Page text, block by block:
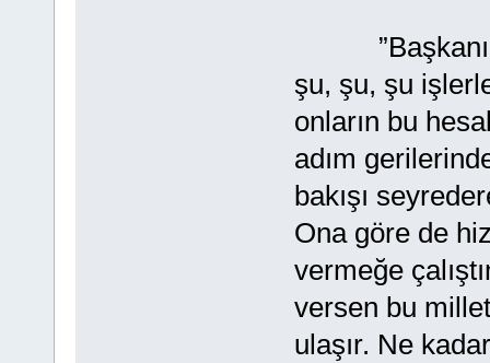
”Başkanım
şu, şu, şu
onların bu
adım
bakışı
Ona göre de
vermeğe
versen bu
ulaşır. Ne